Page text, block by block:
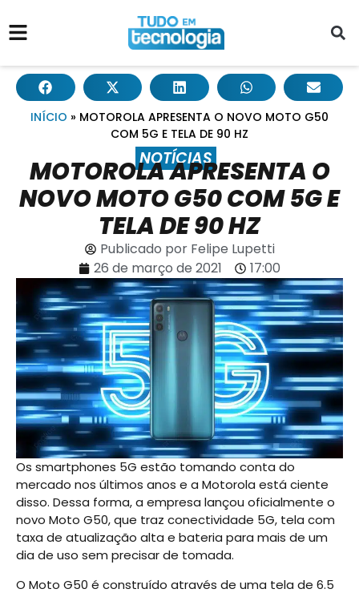
INÍCIO » MOTOROLA APRESENTA O NOVO MOTO G50
COM 5G E TELA DE 90 HZ
NOTÍCIAS
MOTOROLA APRESENTA O
NOVO MOTO G50 COM 5G E
TELA DE 90 HZ
Publicado porFelipe Lupetti
26 de março de 2021
17:00
Os smartphones 5G estão tomando conta do
mercado nos últimos anos e a Motorola está ciente
disso. Dessa forma, a empresa lançou oficialmente o
novo Moto G50, que traz conectividade 5G, tela com
taxa de atualização alta e bateria para mais de um
dia de uso sem precisar de tomada.
O Moto G50 é construído através de uma tela de 6.5